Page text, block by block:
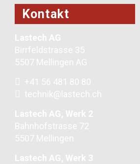
Kontakt
Lastech AG
Birrfeldstrasse 35
5507 Mellingen AG
+41 56 481 80 80
technik@lastech.ch
Lastech AG, Werk 2
Bahnhofstrasse 72
5507 Mellingen
Lastech AG, Werk 3